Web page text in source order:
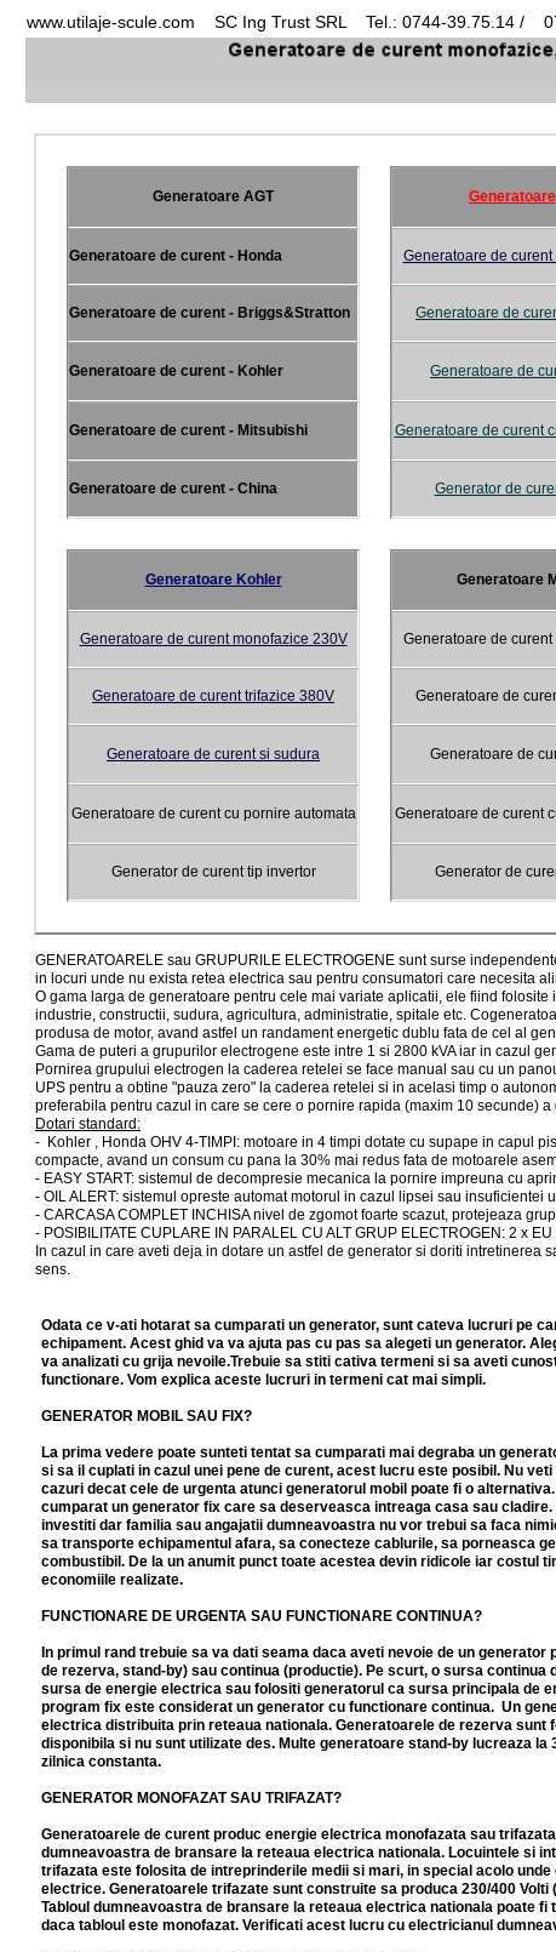
Generatoare AGT
Generatoare de curent - Honda
Generatoare de curent - Briggs&Stratton
Generatoare de curent - Kohler
Generatoare de curent - Mitsubishi
Generatoare de curent - China
Generatoare de
Generatoare de
Generatoare de
Generatoare de curent
Generator de
Generatoare Kohler
Generatoare de curent monofazice 230V
Generatoare de curent trifazice 380V
Generatoare de curent si sudura
Generatoare de curent cu pornire automata
Generator de curent tip invertor
Generatoare
Generatoare de
Generatoare de
Generatoare de
Generatoare de curent
Generator de
www.utilaje-scule.com SC Ing Trust SRL Tel.: 0744-39.75.14 /
GENERATOARELE sau GRUPURILE ELECTROGENE sunt surse
in locuri unde nu exista retea electrica sau pentru consumatori care necesita
O gama larga de generatoare pentru cele mai variate aplicatii, ele fiind
industrie, constructii, sudura, agricultura, administratie, spitale etc.
produsa de motor, avand astfel un randament energetic dublu fata de cel al
Gama de puteri a grupurilor electrogene este intre 1 si 2800 kVA iar in cazul
Pornirea grupului electrogen la caderea retelei se face manual sau cu un
UPS pentru a obtine "pauza zero" la caderea retelei si in acelasi timp o
preferabila pentru cazul in care se cere o pornire rapida (maxim 10 secunde) a
Dotari standard:
- Kohler , Honda OHV 4-TIMPI: motoare in 4 timpi dotate cu supape in capul
compacte, avand un consum cu pana la 30% mai redus fata de motoarele
- EASY START: sistemul de decompresie mecanica la pornire impreuna cu
- OIL ALERT: sistemul opreste automat motorul in cazul lipsei sau insuficientei
- CARCASA COMPLET INCHISA nivel de zgomot foarte scazut, protejeaza
- POSIBILITATE CUPLARE IN PARALEL CU ALT GRUP ELECTROGEN: 2 x
In cazul in care aveti deja in dotare un astfel de generator si doriti intretinerea
sens.
Odata ce v-ati hotarat sa cumparati un generator, sunt cateva lucruri pe
echipament. Acest ghid va va ajuta pas cu pas sa alegeti un generator.
va analizati cu grija nevoile.Trebuie sa stiti cativa termeni si sa aveti
functionare. Vom explica aceste lucruri in termeni cat mai simpli.
GENERATOR MOBIL SAU FIX?
La prima vedere poate sunteti tentat sa cumparati mai degraba un
si sa il cuplati in cazul unei pene de curent, acest lucru este posibil. Nu
cazuri decat cele de urgenta atunci generatorul mobil poate fi o
cumparat un generator fix care sa deserveasca intreaga casa sau
investiti dar familia sau angajatii dumneavoastra nu vor trebui sa faca
sa transporte echipamentul afara, sa conecteze cablurile, sa porneasca
combustibil. De la un anumit punct toate acestea devin ridicole iar costul
economiile realizate.
FUNCTIONARE DE URGENTA SAU FUNCTIONARE CONTINUA?
In primul rand trebuie sa va dati seama daca aveti nevoie de un
de rezerva, stand-by) sau continua (productie). Pe scurt, o sursa
sursa de energie electrica sau folositi generatorul ca sursa principala de
program fix este considerat un generator cu functionare continua. Un
electrica distribuita prin reteaua nationala. Generatoarele de rezerva
disponibila si nu sunt utilizate des. Multe generatoare stand-by lucreaza
zilnica constanta.
GENERATOR MONOFAZAT SAU TRIFAZAT?
Generatoarele de curent produc energie electrica monofazata sau
dumneavoastra de bransare la reteaua electrica nationala. Locuintele si
trifazata este folosita de intreprinderile medii si mari, in special acolo
electrice. Generatoarele trifazate sunt construite sa produca 230/400
Tabloul dumneavoastra de bransare la reteaua electrica nationala poate
daca tabloul este monofazat. Verificati acest lucru cu electricianul